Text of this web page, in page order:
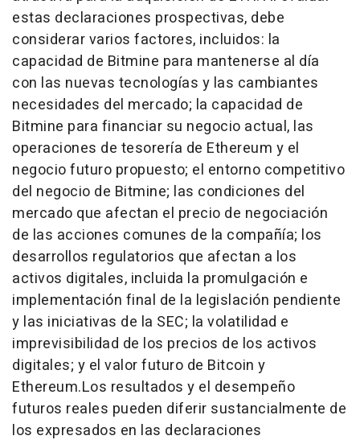
estas declaraciones prospectivas, debe
considerar varios factores, incluidos: la
capacidad de Bitmine para mantenerse al día
con las nuevas tecnologías y las cambiantes
necesidades del mercado; la capacidad de
Bitmine para financiar su negocio actual, las
operaciones de tesorería de Ethereum y el
negocio futuro propuesto; el entorno competitivo
del negocio de Bitmine; las condiciones del
mercado que afectan el precio de negociación
de las acciones comunes de la compañía; los
desarrollos regulatorios que afectan a los
activos digitales, incluida la promulgación e
implementación final de la legislación pendiente
y las iniciativas de la SEC; la volatilidad e
imprevisibilidad de los precios de los activos
digitales; y el valor futuro de Bitcoin y
Ethereum.Los resultados y el desempeño
futuros reales pueden diferir sustancialmente de
los expresados en las declaraciones